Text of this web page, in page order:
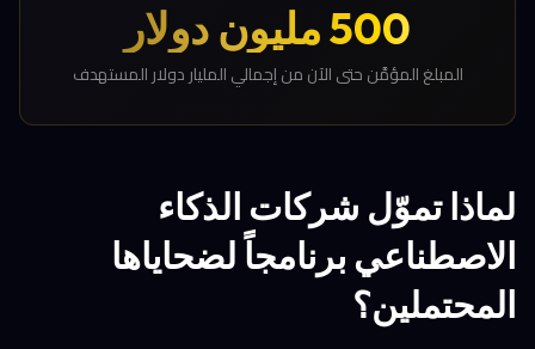
500 مليون دولار
المبلغ المؤمَّن حتى الآن من إجمالي المليار دولار المستهدف
لماذا تموّل شركات الذكاء
الاصطناعي برنامجاً لضحاياها
المحتملين؟